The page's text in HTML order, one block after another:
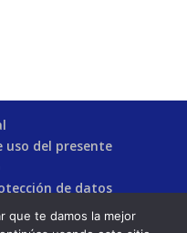
uso del presente
de datos
que te damos la mejor